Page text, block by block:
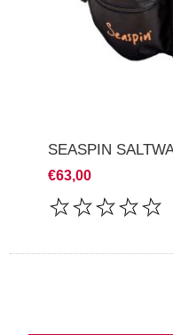
SEASPIN
€63,00